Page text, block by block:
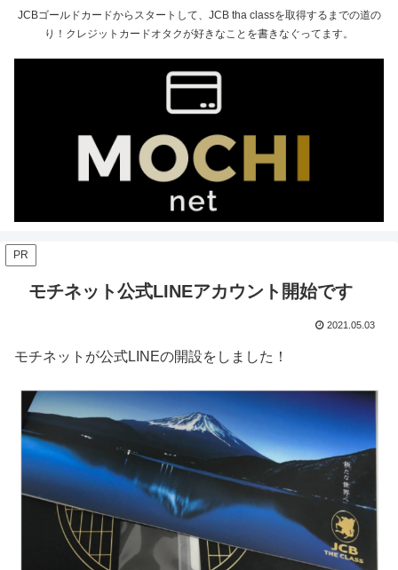
JCBゴールドカードからスタートして、JCB tha classを取得するまでの道の
り！クレジットカードオタクが好きなことを書きなぐってます。
PR
モチネット公式LINEアカウント開始です
2021.05.03
モチネットが公式LINEの開設をしました！